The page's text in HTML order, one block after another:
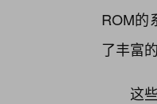
ROM的
了丰富
这